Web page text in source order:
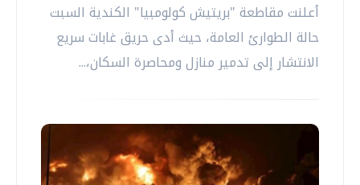
أعلنت مقاطعة "بريتيش كولومبيا" الكندية السبت
حالة الطوارئ العامة، حيث أدى حريق غابات سريع
الانتشار إلى تدمير منازل ومحاصرة السكان،...